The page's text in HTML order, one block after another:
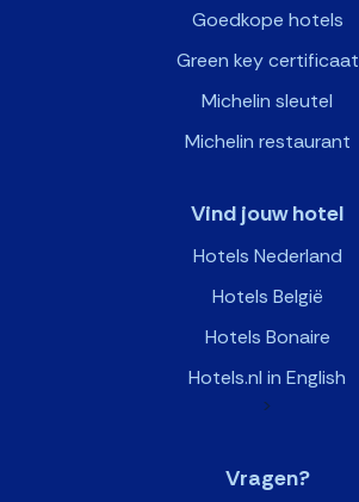
Goedkope hotels
Green key certificaat
Michelin sleutel
Michelin restaurant
Vind jouw hotel
Hotels Nederland
Hotels België
Hotels Bonaire
Hotels.nl in English
>
Vragen?